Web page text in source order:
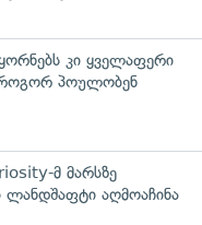
კი ყველაფერი
პოულობენ
მ მარსზე
აღმოაჩინა